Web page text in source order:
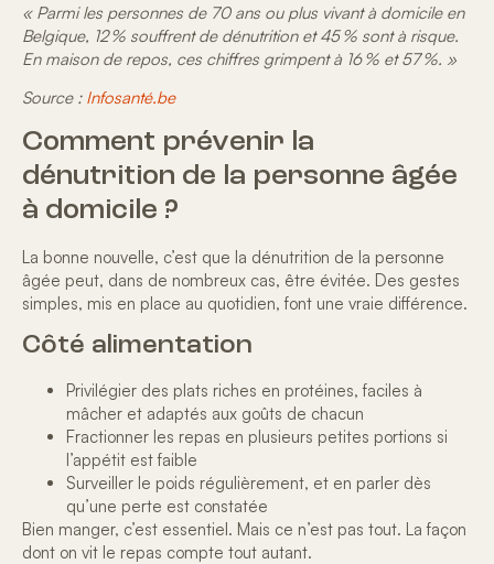
« Parmi les personnes de 70 ans ou plus vivant à domicile en
Belgique, 12 % souffrent de dénutrition et 45 % sont à risque.
En maison de repos, ces chiffres grimpent à 16 % et 57 %. »
Source : Infosanté.be
Comment prévenir la
dénutrition de la personne âgée
à domicile ?
La bonne nouvelle, c’est que la dénutrition de la personne
âgée peut, dans de nombreux cas, être évitée. Des gestes
simples, mis en place au quotidien, font une vraie différence.
Côté alimentation
Privilégier des plats riches en protéines, faciles à
mâcher et adaptés aux goûts de chacun
Fractionner les repas en plusieurs petites portions si
l’appétit est faible
Surveiller le poids régulièrement, et en parler dès
qu’une perte est constatée
Bien manger, c’est essentiel. Mais ce n’est pas tout. La façon
dont on vit le repas compte tout autant.